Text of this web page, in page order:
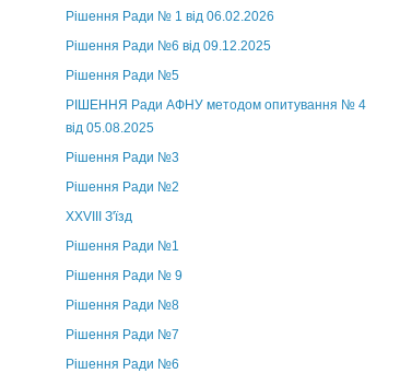
Рішення Ради № 1 від 06.02.2026
Рішення Ради №6 від 09.12.2025
Рішення Ради №5
РІШЕННЯ Ради АФНУ методом опитування № 4
від 05.08.2025
Рішення Ради №3
Рішення Ради №2
XXVIII З'їзд
Рішення Ради №1
Рішення Ради № 9
Рішення Ради №8
Рішення Ради №7
Рішення Ради №6